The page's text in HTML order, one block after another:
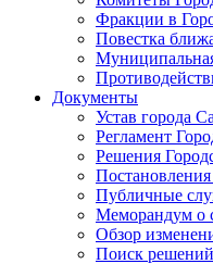
Фракции в
Повестка
Документы
Устав города
Регламент
Решения
Публичные
Меморандум о
Обзор
Поиск